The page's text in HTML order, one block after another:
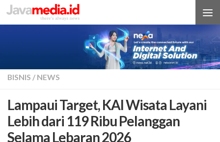
Skip to content
BISNIS / NEWS
Lampaui Target, KAI Wisata Layani
Lebih dari 119 Ribu Pelanggan
Selama Lebaran 2026